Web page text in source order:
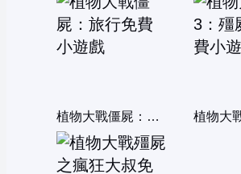
植物大戰僵屍：旅行